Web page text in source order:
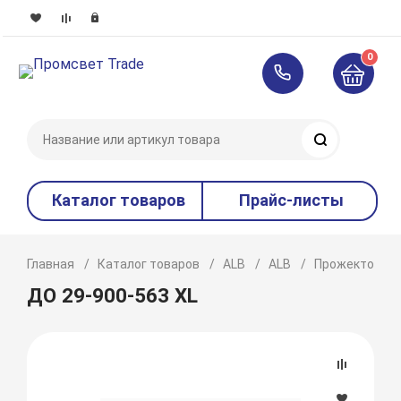
0
Каталог товаров Прайс-листы
Главная Каталог товаров ALB ALB Прожекторы
ДО 29-900-563 XL